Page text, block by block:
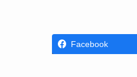
Facebook